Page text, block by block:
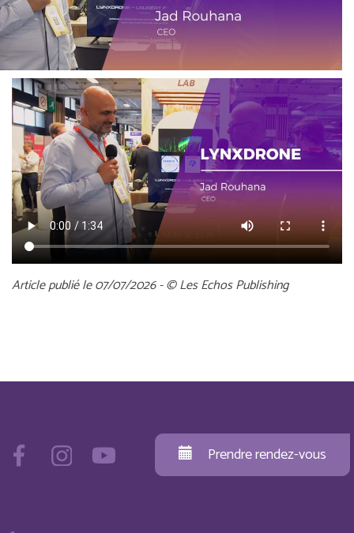
Article publié le 07/07/2026 - © Les Echos Publishing
Prendre rendez-vous